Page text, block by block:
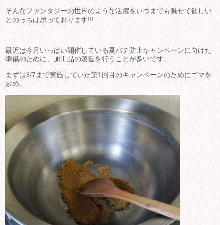
そんなファンタジーの世界のような活躍をいつまでも魅せて欲しい
とのっちは思っております!!!
最近は今月いっぱい開催している夏バテ防止キャンペーンに向けた
準備のために、加工品の製造を行うことが多いです。
まずは8/7まで実施していた第1回目のキャンペーンのためにゴマを
炒め、